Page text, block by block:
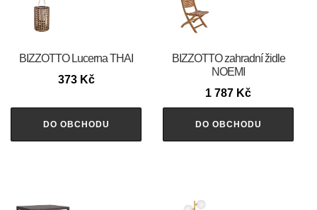
BIZZOTTO Lucerna THAI
373 Kč
DO OBCHODU
BIZZOTTO zahradní židle
NOEMI
1 787 Kč
DO OBCHODU